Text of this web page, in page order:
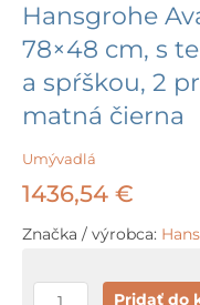
Hansgrohe
78×48 cm, s
a spŕškou, 2
matná čierna
Umývadlá
1436,54 €
Značka / výrobca:
množstvo
Pridať do